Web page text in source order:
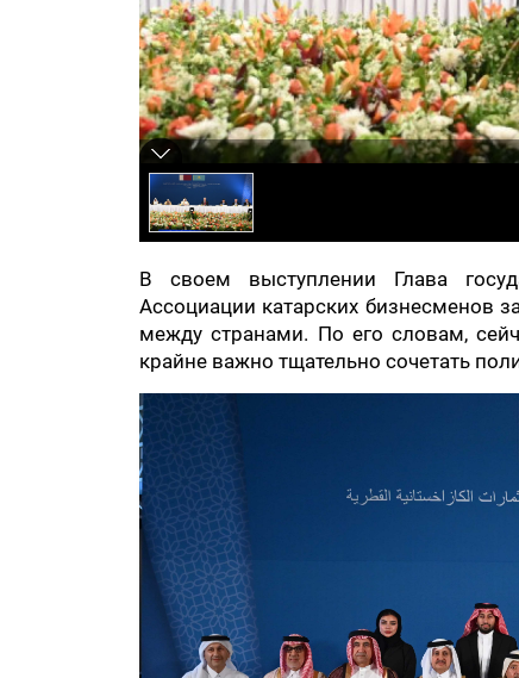
В своем выступлении Глава
Ассоциации катарских бизнесменов
между странами. По его словам,
крайне важно тщательно сочетать